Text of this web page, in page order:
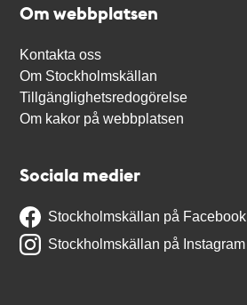
Om webbplatsen
Kontakta oss
Om Stockholmskällan
Tillgänglighetsredogörelse
Om kakor på webbplatsen
Sociala medier
Stockholmskällan på Facebook
Stockholmskällan på Instagram